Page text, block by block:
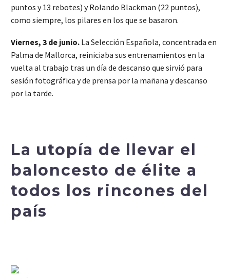
puntos y 13 rebotes) y Rolando Blackman (22 puntos),
como siempre, los pilares en los que se basaron.
Viernes, 3 de junio. La Selección Española, concentrada en
Palma de Mallorca, reiniciaba sus entrenamientos en la
vuelta al trabajo tras un día de descanso que sirvió para
sesión fotográfica y de prensa por la mañana y descanso
por la tarde.
La utopía de llevar el
baloncesto de élite a
todos los rincones del
país